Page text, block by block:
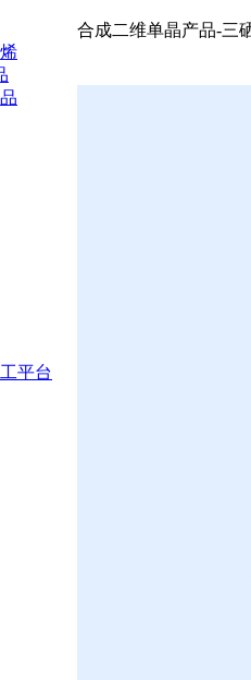
平台
合成二维单晶产品-三